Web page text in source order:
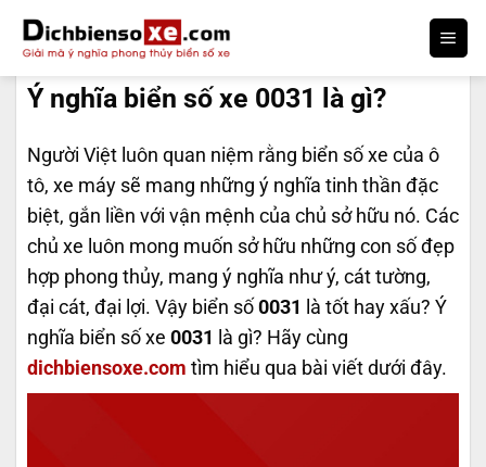
qua
nội
dungÝ nghĩa biển số xe 0031 là gì?
Người Việt luôn quan niệm rằng biển số xe của ô
tô, xe máy sẽ mang những ý nghĩa tinh thần đặc
biệt, gắn liền với vận mệnh của chủ sở hữu nó. Các
chủ xe luôn mong muốn sở hữu những con số đẹp
hợp phong thủy, mang ý nghĩa như ý, cát tường,
đại cát, đại lợi. Vậy biển số 0031 là tốt hay xấu? Ý
nghĩa biển số xe 0031 là gì? Hãy cùng
dichbiensoxe.com tìm hiểu qua bài viết dưới đây.